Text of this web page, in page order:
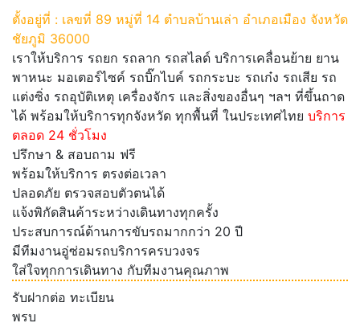
ตั้งอยู่ที่ : เลขที่ 89 หมู่ที่ 14 ตำบลบ้านเล่า อำเภอเมือง จังหวัด
ชัยภูมิ 36000
เราให้บริการ รถยก รถลาก รถสไลด์ บริการเคลื่อนย้าย ยาน
พาหนะ มอเตอร์ไซค์ รถบิ๊กไบค์ รถกระบะ รถเก๋ง รถเสีย รถ
แต่งซิ่ง รถอุบัติเหตุ เครื่องจักร และสิ่งของอื่นๆ ฯลฯ ที่ขึ้นถาด
ได้ พร้อมให้บริการทุกจังหวัด ทุกพื้นที่ ในประเทศไทย บริการ
ตลอด 24 ชั่วโมง
ปรึกษา & สอบถาม ฟรี
พร้อมให้บริการ ตรงต่อเวลา
ปลอดภัย ตรวจสอบตัวตนได้
แจ้งพิกัดสินค้าระหว่างเดินทางทุกครั้ง
ประสบการณ์ด้านการขับรถมากกว่า 20 ปี
มีทีมงานอู่ซ่อมรถบริการครบวงจร
ใส่ใจทุกการเดินทาง กับทีมงานคุณภาพ
รับฝากต่อ ทะเบียน
พรบ